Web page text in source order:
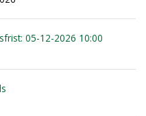
05-12-2026 10:00